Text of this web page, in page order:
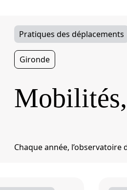
Pratiques des déplacements
Gironde
Chaque année,